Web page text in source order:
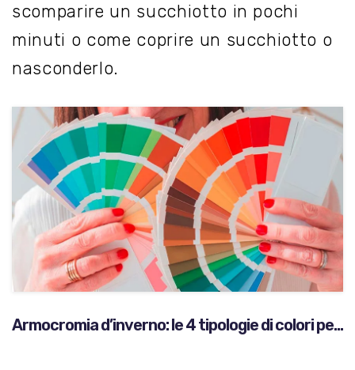
scomparire un succhiotto in pochi
minuti o come coprire un succhiotto o
nasconderlo.
Armocromia d’inverno: le 4 tipologie di colori per